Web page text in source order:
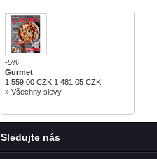
-5%
Gurmet
1 559,00 CZK 1 481,05 CZK
» Všechny slevy
Sledujte nás